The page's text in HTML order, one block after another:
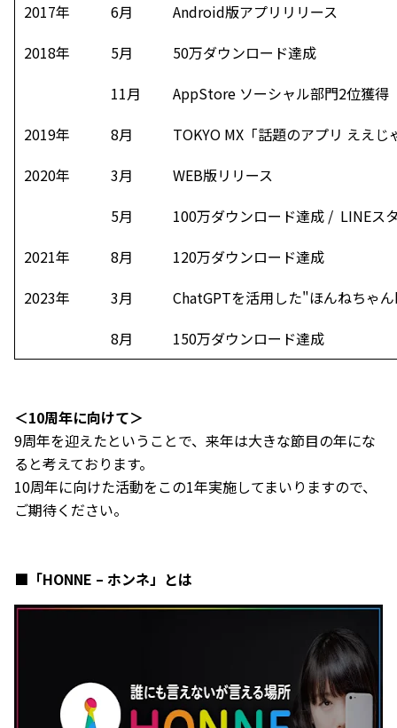
2017年
6月
Android版アプリリリース
2018年
5月
50万ダウンロード達成
11月
AppStore ソーシャル部門2位獲得
2019年
8月
TOKYO MX「話題のアプリ ええ
2020年
3月
WEB版リリース
5月
100万ダウンロード達成 / LINEス
2021年
8月
120万ダウンロード達成
2023年
3月
ChatGPTを活用した"ほんねちゃ
8月
150万ダウンロード達成
＜10周年に向けて＞
9周年を迎えたということで、来年は大きな節目の年にな
ると考えております。
10周年に向けた活動をこの1年実施してまいりますので、
ご期待ください。
■「HONNE – ホンネ」とは